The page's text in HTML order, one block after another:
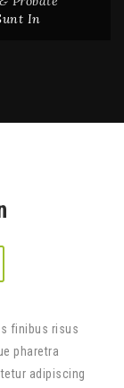
In
finibus risus
pharetra
adipiscing